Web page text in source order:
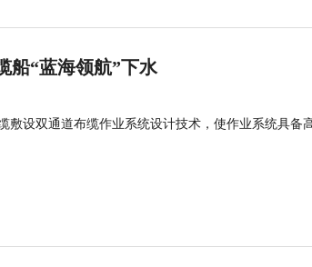
船“蓝海领航”下水
敷设双通道布缆作业系统设计技术，使作业系统具备